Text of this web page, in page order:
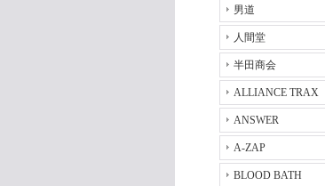
男道
人間堂
半田商会
ALLIANCE TRAX
ANSWER
A-ZAP
BLOOD BATH